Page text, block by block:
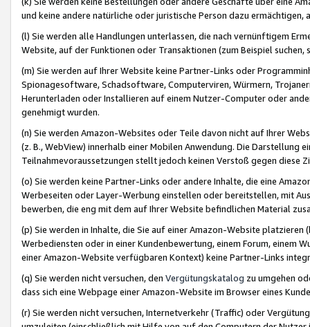
und keine andere natürliche oder juristische Person dazu
(l) Sie werden alle Handlungen unterlassen, die nach vernünftigem
Website, auf der Funktionen oder Transaktionen (zum Beispiel
(m) Sie werden auf Ihrer Website keine Partner-Links oder
Spionagesoftware, Schadsoftware, Computerviren, Würmern,
Herunterladen oder Installieren auf einem Nutzer-Computer oder
genehmigt wurden.
(n) Sie werden Amazon-Websites oder Teile davon nicht auf Ihrer
(z. B., WebView) innerhalb einer Mobilen Anwendung. Die Darstellung
Teilnahmevoraussetzungen stellt jedoch keinen Verstoß gegen diese
(o) Sie werden keine Partner-Links oder andere Inhalte, die eine
Werbeseiten oder Layer-Werbung einstellen oder bereitstellen, mit
bewerben, die eng mit dem auf Ihrer Website befindlichen Material
(p) Sie werden in Inhalte, die Sie auf einer Amazon-Website
Werbediensten oder in einer Kundenbewertung, einem Forum, einem
einer Amazon-Website verfügbaren Kontext) keine Partner-Links
(q) Sie werden nicht versuchen, den Vergütungskatalog zu umgehen
dass sich eine Webpage einer Amazon-Website im Browser eines
(r) Sie werden nicht versuchen, Internetverkehr (Traffic) oder